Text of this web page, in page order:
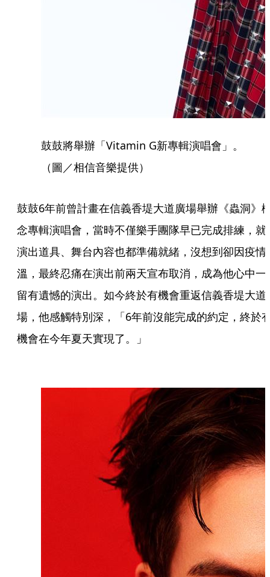
鼓鼓將舉辦「Vitamin G新專輯演唱會」。
（圖／相信音樂提供）
鼓鼓6年前曾計畫在信義香堤大道廣場舉辦《蟲洞》
念專輯演唱會，當時不僅樂手團隊早已完成排練，就
演出道具、舞台內容也都準備就緒，沒想到卻因疫情
溫，最終忍痛在演出前兩天宣布取消，成為他心中一
留有遺憾的演出。如今終於有機會重返信義香堤大道
場，他感觸特別深，「6年前沒能完成的約定，終於
機會在今年夏天實現了。」